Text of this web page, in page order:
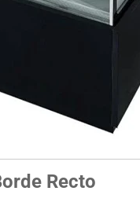
Recto